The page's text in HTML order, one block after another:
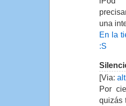
una
En la
:S
[Via:
Por
quizás